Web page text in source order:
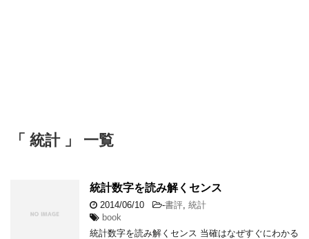
「 統計 」 一覧
統計数字を読み解くセンス
2014/06/10 -書評 統計
book
統計数字を読み解くセンス 当確はなぜすぐにわかる